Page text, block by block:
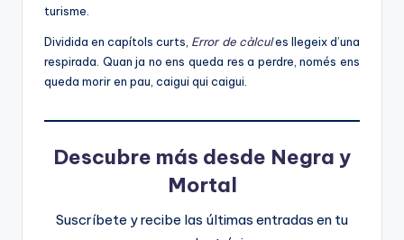
turisme.
Dividida en capítols curts, Error de càlcules llegeix d’una
respirada. Quan ja no ens queda res a perdre, només ens
queda morir en pau, caigui qui caigui.
Descubre más desde Negra y
Mortal
Suscríbete y recibe las últimas entradas en tu